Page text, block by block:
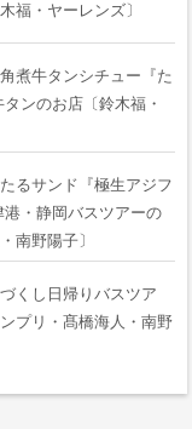
福・ヤーレンズ〕
煮牛タンシチュー『た
ンのお店〔鈴木福・
るサンド『極生アジフ
・静岡バスツアーの
南野陽子〕
くし日帰りバスツア
プリ・髙橋海人・南野